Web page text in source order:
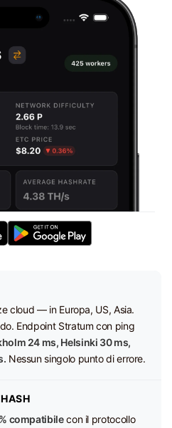
cloud — in Europa, US, Asia.
Endpoint Stratum con ping
24 ms, Helsinki 30 ms,
Nessun singolo punto di errore.
compatibilecon il protocollo